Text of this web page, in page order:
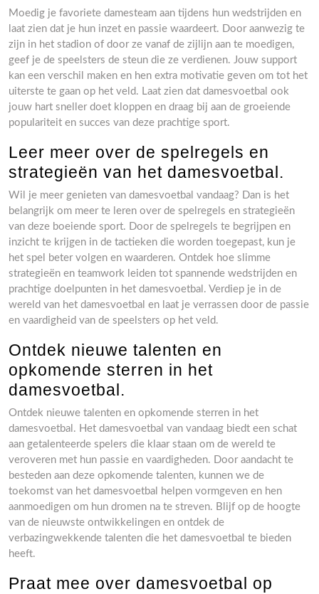
Moedig je favoriete damesteam aan tijdens hun wedstrijden en
laat zien dat je hun inzet en passie waardeert. Door aanwezig te
zijn in het stadion of door ze vanaf de zijlijn aan te moedigen,
geef je de speelsters de steun die ze verdienen. Jouw support
kan een verschil maken en hen extra motivatie geven om tot het
uiterste te gaan op het veld. Laat zien dat damesvoetbal ook
jouw hart sneller doet kloppen en draag bij aan de groeiende
populariteit en succes van deze prachtige sport.
Leer meer over de spelregels en
strategieën van het damesvoetbal.
Wil je meer genieten van damesvoetbal vandaag? Dan is het
belangrijk om meer te leren over de spelregels en strategieën
van deze boeiende sport. Door de spelregels te begrijpen en
inzicht te krijgen in de tactieken die worden toegepast, kun je
het spel beter volgen en waarderen. Ontdek hoe slimme
strategieën en teamwork leiden tot spannende wedstrijden en
prachtige doelpunten in het damesvoetbal. Verdiep je in de
wereld van het damesvoetbal en laat je verrassen door de passie
en vaardigheid van de speelsters op het veld.
Ontdek nieuwe talenten en
opkomende sterren in het
damesvoetbal.
Ontdek nieuwe talenten en opkomende sterren in het
damesvoetbal. Het damesvoetbal van vandaag biedt een schat
aan getalenteerde spelers die klaar staan om de wereld te
veroveren met hun passie en vaardigheden. Door aandacht te
besteden aan deze opkomende talenten, kunnen we de
toekomst van het damesvoetbal helpen vormgeven en hen
aanmoedigen om hun dromen na te streven. Blijf op de hoogte
van de nieuwste ontwikkelingen en ontdek de
verbazingwekkende talenten die het damesvoetbal te bieden
heeft.
Praat mee over damesvoetbal op